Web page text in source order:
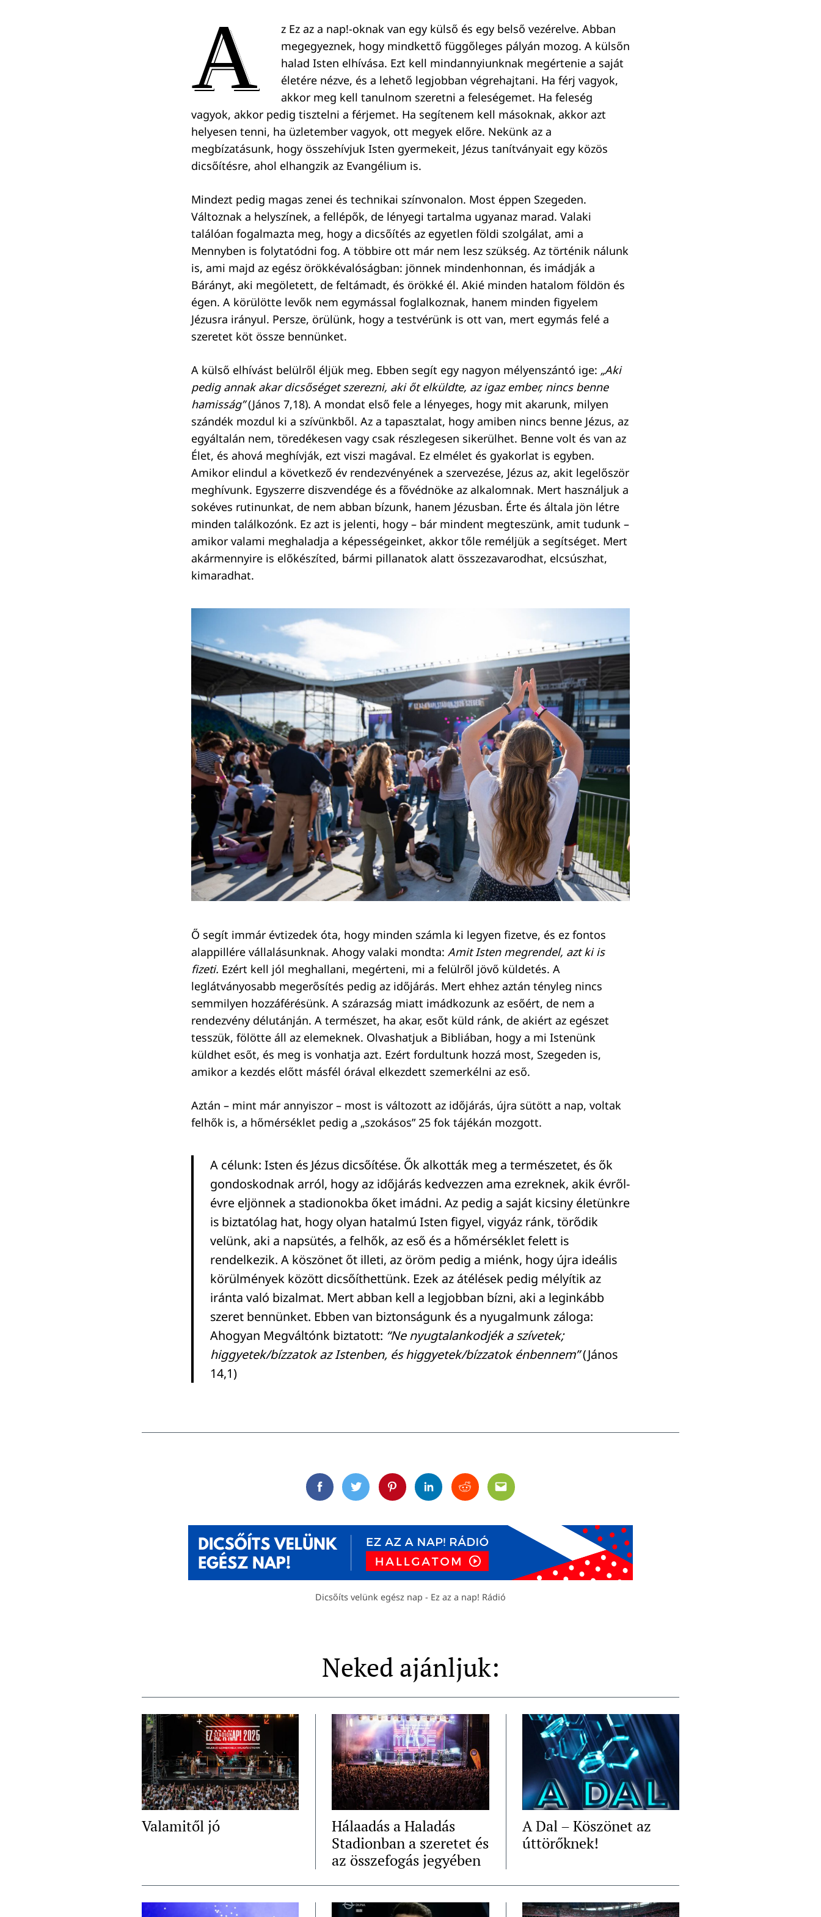
A
z Ez az a nap!-oknak van egy külső és egy belső vezérelve. Abban
megegyeznek, hogy mindkettő függőleges pályán mozog. A külsőn
halad Isten elhívása. Ezt kell mindannyiunknak megértenie a saját
életére nézve, és a lehető legjobban végrehajtani. Ha férj vagyok,
akkor meg kell tanulnom szeretni a feleségemet. Ha feleség
vagyok, akkor pedig tisztelni a férjemet. Ha segítenem kell másoknak, akkor azt
helyesen tenni, ha üzletember vagyok, ott megyek előre. Nekünk az a
megbízatásunk, hogy összehívjuk Isten gyermekeit, Jézus tanítványait egy közös
dicsőítésre, ahol elhangzik az Evangélium is.
Mindezt pedig magas zenei és technikai színvonalon. Most éppen Szegeden.
Változnak a helyszínek, a fellépők, de lényegi tartalma ugyanaz marad. Valaki
találóan fogalmazta meg, hogy a dicsőítés az egyetlen földi szolgálat, ami a
Mennyben is folytatódni fog. A többire ott már nem lesz szükség. Az történik nálunk
is, ami majd az egész örökkévalóságban: jönnek mindenhonnan, és imádják a
Bárányt, aki megöletett, de feltámadt, és örökké él. Akié minden hatalom földön és
égen. A körülötte levők nem egymással foglalkoznak, hanem minden figyelem
Jézusra irányul. Persze, örülünk, hogy a testvérünk is ott van, mert egymás felé a
szeretet köt össze bennünket.
A külső elhívást belülről éljük meg. Ebben segít egy nagyon mélyenszántó ige: „Aki
pedig annak akar dicsőséget szerezni, aki őt elküldte, az igaz ember, nincs benne
hamisság”(János 7,18). A mondat első fele a lényeges, hogy mit akarunk, milyen
szándék mozdul ki a szívünkből. Az a tapasztalat, hogy amiben nincs benne Jézus, az
egyáltalán nem, töredékesen vagy csak részlegesen sikerülhet. Benne volt és van az
Élet, és ahová meghívják, ezt viszi magával. Ez elmélet és gyakorlat is egyben.
Amikor elindul a következő év rendezvényének a szervezése, Jézus az, akit legelőször
meghívunk. Egyszerre diszvendége és a fővédnöke az alkalomnak. Mert használjuk a
sokéves rutinunkat, de nem abban bízunk, hanem Jézusban. Érte és általa jön létre
minden találkozónk. Ez azt is jelenti, hogy – bár mindent megteszünk, amit tudunk –
amikor valami meghaladja a képességeinket, akkor tőle reméljük a segítséget. Mert
akármennyire is előkészíted, bármi pillanatok alatt összezavarodhat, elcsúszhat,
kimaradhat.
Ő segít immár évtizedek óta, hogy minden számla ki legyen fizetve, és ez fontos
alappillére vállalásunknak. Ahogy valaki mondta: Amit Isten megrendel, azt ki is
fizeti. Ezért kell jól meghallani, megérteni, mi a felülről jövő küldetés. A
leglátványosabb megerősítés pedig az időjárás. Mert ehhez aztán tényleg nincs
semmilyen hozzáférésünk. A szárazság miatt imádkozunk az esőért, de nem a
rendezvény délutánján. A természet, ha akar, esőt küld ránk, de akiért az egészet
tesszük, fölötte áll az elemeknek. Olvashatjuk a Bibliában, hogy a mi Istenünk
küldhet esőt, és meg is vonhatja azt. Ezért fordultunk hozzá most, Szegeden is,
amikor a kezdés előtt másfél órával elkezdett szemerkélni az eső.
Aztán – mint már annyiszor – most is változott az időjárás, újra sütött a nap, voltak
felhők is, a hőmérséklet pedig a „szokásos” 25 fok tájékán mozgott.
A célunk: Isten és Jézus dicsőítése. Ők alkották meg a természetet, és ők
gondoskodnak arról, hogy az időjárás kedvezzen ama ezreknek, akik évről-
évre eljönnek a stadionokba őket imádni. Az pedig a saját kicsiny életünkre
is biztatólag hat, hogy olyan hatalmú Isten figyel, vigyáz ránk, törődik
velünk, aki a napsütés, a felhők, az eső és a hőmérséklet felett is
rendelkezik. A köszönet őt illeti, az öröm pedig a miénk, hogy újra ideális
körülmények között dicsőíthettünk. Ezek az átélések pedig mélyítik az
iránta való bizalmat. Mert abban kell a legjobban bízni, aki a leginkább
szeret bennünket. Ebben van biztonságunk és a nyugalmunk záloga:
Ahogyan Megváltónk biztatott: “Ne nyugtalankodjék a szívetek;
higgyetek/bízzatok az Istenben, és higgyetek/bízzatok énbennem”(János
14,1)
FacebookTwitterPinterestLinkedinRedditEmail
Dicsőíts velünk egész nap - Ez az a nap! Rádió
Neked ajánljuk:
Valamitől jó
Hálaadás a Haladás
Stadionban a szeretet és
az összefogás jegyében
A Dal – Köszönet az
úttörőknek!